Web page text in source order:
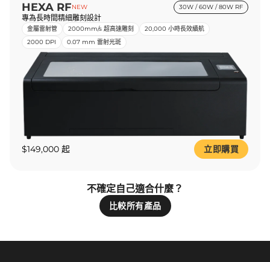
HEXA RFNEW 30W / 60W / 80W RF
專為長時間精細雕刻設計
金屬雷射管 2000mm/s 超高速雕刻
20,000 小時長效續航
2000 DPI
0.07 mm 雷射光斑
$149,000 起 立即購買
不確定自己適合什麼？
比較所有產品